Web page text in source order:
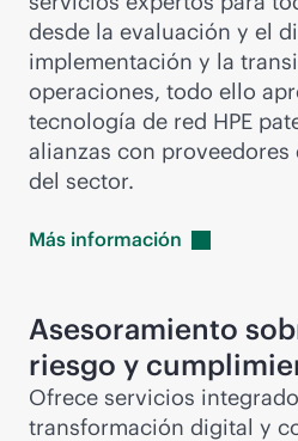
desde la evaluación y el
implementación y la
operaciones, todo ello
tecnología de red HPE
alianzas con
del sector.
Más información
Asesoramiento
riesgo y
Ofrece servicios
transformación digital y